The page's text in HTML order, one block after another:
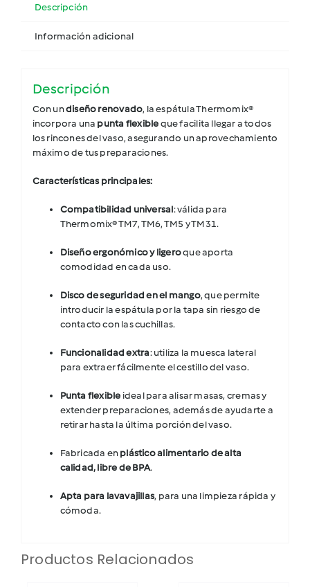
Descripción
Información adicional
Descripción
Con undiseño renovado, la espátula Thermomix®
incorpora una punta flexibleque facilita llegar a todos
los rincones del vaso, asegurando un aprovechamiento
máximo de tus preparaciones.
Características principales:
Compatibilidad universal: válida para
Thermomix® TM7, TM6, TM5 y TM31.
Diseño ergonómico y ligeroque aporta
comodidad en cada uso.
Disco de seguridad en el mango, que permite
introducir la espátula por la tapa sin riesgo de
contacto con las cuchillas.
Funcionalidad extra: utiliza la muesca lateral
para extraer fácilmente el cestillo del vaso.
Punta flexible ideal para alisar masas, cremas y
extender preparaciones, además de ayudarte a
retirar hasta la última porción del vaso.
Fabricada enplástico alimentario de alta
calidad, libre de BPA.
Apta para lavavajillas, para una limpieza rápida y
cómoda.
Productos Relacionados